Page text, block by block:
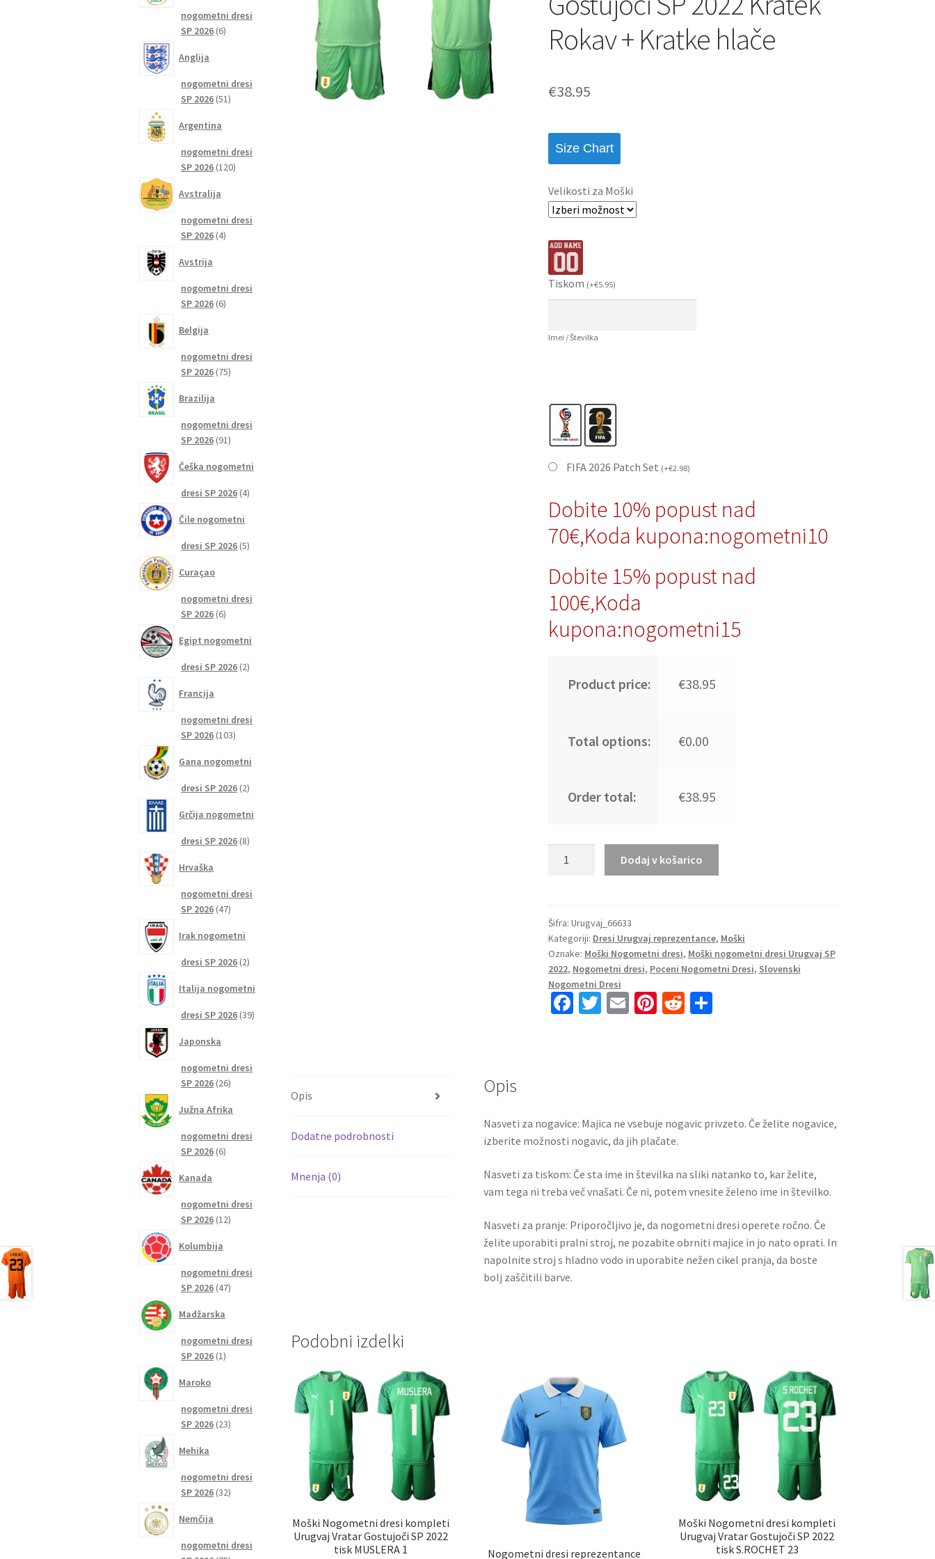
Rokav + Kratke hlače
€38.95
Size Chart
Velikosti za Moški
Tiskom (+€5.95)
Imei / Številka
FIFA 2026 Patch Set (+€2.98)
Dobite 10% popust nad
70€,Koda kupona:nogometni10
Dobite 15% popust nad
100€,Koda
kupona:nogometni15
Product price: €38.95
Total options: €0.00
Order total: €38.95
Urugvaj
Vratar
Gostujoči
SP
2022
Kratek
Dodaj v košarico
Šifra: Urugvaj_66633
Kategoriji: Dresi Urugvaj reprezentance, Moški
Oznake: Moški Nogometni dresi, Moški nogometni dresi Urugvaj SP
2022, Nogometni dresi, Poceni Nogometni Dresi, Slovenski
Nogometni Dresi
Fa
k
T E Pi R S
Opis
Dodatne podrobnosti
Mnenja (0)
Opis
Nasveti za nogavice: Majica ne vsebuje nogavic privzeto. Če želite nogavice,
izberite možnosti nogavic, da jih plačate.
Nasveti za tiskom: Če sta ime in številka na sliki natanko to, kar želite,
vam tega ni treba več vnašati. Če ni, potem vnesite želeno ime in številko.
Nasveti za pranje: Priporočljivo je, da nogometni dresi operete ročno. Če
želite uporabiti pralni stroj, ne pozabite obrniti majice in jo nato oprati. In
napolnite stroj s hladno vodo in uporabite nežen cikel pranja, da boste
bolj zaščitili barve.
Podobni izdelki
Moški Nogometni dresi kompleti
Urugvaj Vratar Gostujoči SP 2022
tisk MUSLERA 1
Nogometni dresi reprezentance
Moški Nogometni dresi kompleti
Urugvaj Vratar Gostujoči SP 2022
tisk S.ROCHET 23
nogometni dresi
SP 2026 66
Anglija
nogometni dresi
SP 2026 5151
Argentina
nogometni dresi
SP 2026 120120
Avstralija
nogometni dresi
SP 2026 44
Avstrija
nogometni dresi
SP 2026 66
Belgija
nogometni dresi
SP 2026 7575
Brazilija
nogometni dresi
SP 2026 9191
Češka nogometni
dresi SP 2026 44
Čile nogometni
dresi SP 2026 55
Curaçao
nogometni dresi
SP 2026 66
Egipt nogometni
dresi SP 2026 22
Francija
nogometni dresi
SP 2026 103103
Gana nogometni
dresi SP 2026 22
Grčija nogometni
dresi SP 2026 88
Hrvaška
nogometni dresi
SP 2026 4747
Irak nogometni
dresi SP 2026 22
Italija nogometni
dresi SP 2026 3939
Japonska
nogometni dresi
SP 2026 2626
Južna Afrika
nogometni dresi
SP 2026 66
Kanada
nogometni dresi
SP 2026 1212
Kolumbija
nogometni dresi
SP 2026 4747
Madžarska
nogometni dresi
SP 2026 11
Maroko
nogometni dresi
SP 2026 2323
Mehika
nogometni dresi
SP 2026 3232
Nemčija
nogometni dresi